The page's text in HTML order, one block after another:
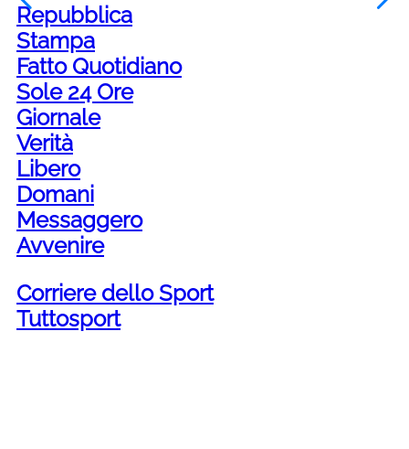
Repubblica
Stampa
Fatto Quotidiano
Sole 24 Ore
Giornale
Verità
Libero
Domani
Messaggero
Avvenire
Corriere dello Sport
Tuttosport